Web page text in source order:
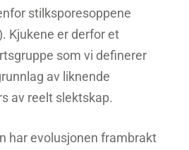
stilksporesoppene
Kjukene er derfor et
som vi definerer
av liknende
av reelt slektskap.
har evolusjonen frambrakt